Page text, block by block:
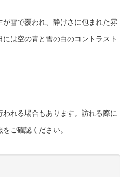
雪で覆われ、静けさに包まれた雰
は空の青と雪の白のコントラスト
れる場合もあります。訪れる際に
ご確認ください。